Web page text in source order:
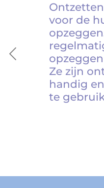
Previous
voor de
Ze zijn
handig
te